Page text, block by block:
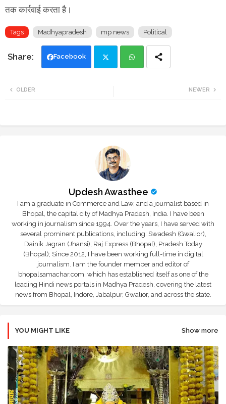
तक कार्रवाई करता है।
Tags Madhyapradesh mp news Political
Facebook
NEWER
OLDER
Updesh Awasthee
I am a graduate in Commerce and Law, and a journalist based in
Bhopal, the capital city of Madhya Pradesh, India. I have been
working in journalism since 1994. Over the years, I have served with
several prominent publications, including: Swadesh (Gwalior),
Dainik Jagran (Jhansi), Raj Express (Bhopal), Pradesh Today
(Bhopal); Since 2012, I have been working full-time in digital
journalism. I am the founder member and editor of
bhopalsamachar.com, which has established itself as one of the
leading Hindi news portals in Madhya Pradesh, covering the latest
news from Bhopal, Indore, Jabalpur, Gwalior, and across the state.
YOU MIGHT LIKE Show more